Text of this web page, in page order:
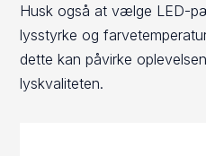
Husk også at vælge LED-
lysstyrke og
dette kan påvirke
lyskvaliteten.